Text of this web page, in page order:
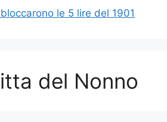
le 5 lire del 1901
del Nonno